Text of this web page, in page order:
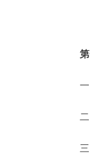
第一
一
二、
三